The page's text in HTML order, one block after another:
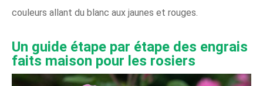
couleurs allant du blanc aux jaunes et rouges.
Un guide étape par étape des engrais
faits maison pour les rosiers